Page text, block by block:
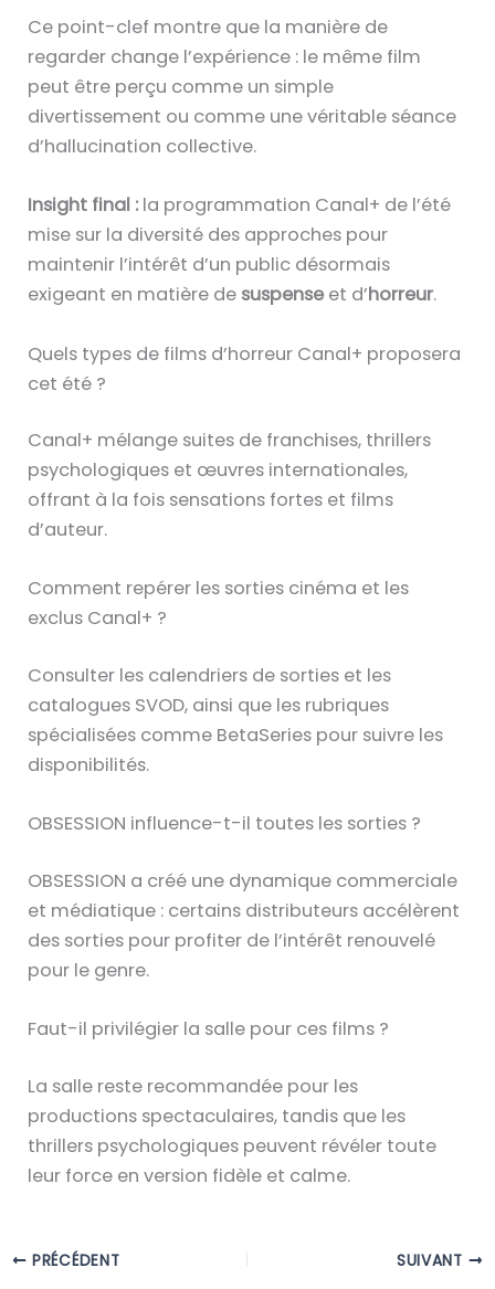
Ce point-clef montre que la manière de
regarder change l’expérience : le même film
peut être perçu comme un simple
divertissement ou comme une véritable séance
d’hallucination collective.
Insight final : la programmation Canal+ de l’été
mise sur la diversité des approches pour
maintenir l’intérêt d’un public désormais
exigeant en matière de suspense et d’horreur.
Quels types de films d’horreur Canal+ proposera
cet été ?
Canal+ mélange suites de franchises, thrillers
psychologiques et œuvres internationales,
offrant à la fois sensations fortes et films
d’auteur.
Comment repérer les sorties cinéma et les
exclus Canal+ ?
Consulter les calendriers de sorties et les
catalogues SVOD, ainsi que les rubriques
spécialisées comme BetaSeries pour suivre les
disponibilités.
OBSESSION influence-t-il toutes les sorties ?
OBSESSION a créé une dynamique commerciale
et médiatique : certains distributeurs accélèrent
des sorties pour profiter de l’intérêt renouvelé
pour le genre.
Faut-il privilégier la salle pour ces films ?
La salle reste recommandée pour les
productions spectaculaires, tandis que les
thrillers psychologiques peuvent révéler toute
leur force en version fidèle et calme.
PRÉCÉDENT SUIVANT